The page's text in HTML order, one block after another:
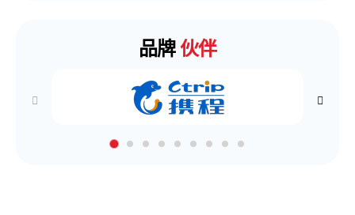
品牌 伙伴